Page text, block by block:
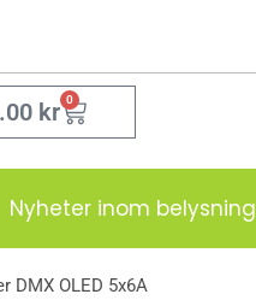
kr 0
Varukorg
Nyheter inom belysning
DMX OLED 5x6A